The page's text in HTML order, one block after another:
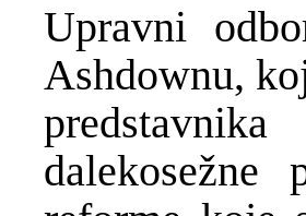
Upravni
Ashdownu,
dalekosežne